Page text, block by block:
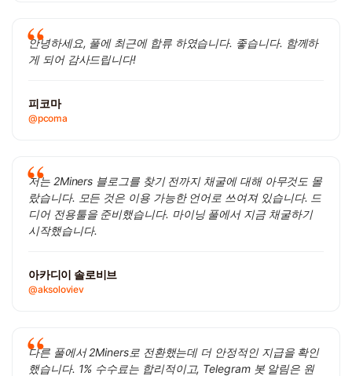
안녕하세요, 풀에 최근에 합류 하였습니다. 좋습니다. 함께하
게 되어 감사드립니다!
피코마
@pcoma
저는 2Miners 블로그를 찾기 전까지 채굴에 대해 아무것도 몰
랐습니다. 모든 것은 이용 가능한 언어로 쓰여져 있습니다. 드
디어 전용툴을 준비했습니다. 마이닝 풀에서 지금 채굴하기
시작했습니다.
아카디이 솔로비브
@aksoloviev
다른 풀에서 2Miners로 전환했는데 더 안정적인 지급을 확인
했습니다. 1% 수수료는 합리적이고, Telegram 봇 알림은 원